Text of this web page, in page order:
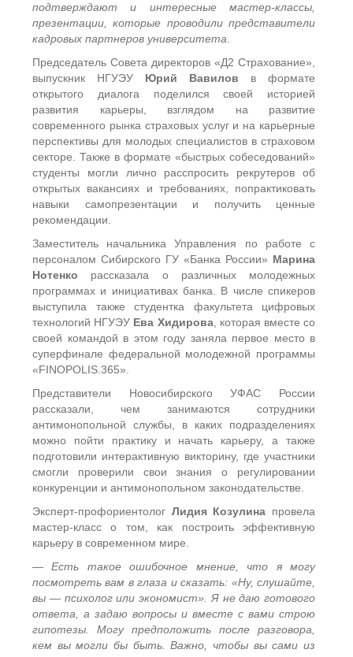
подтверждают и интересные мастер-классы,
презентации, которые проводили представители
кадровых партнеров университета.
Председатель Совета директоров «Д2 Страхование»,
выпускник НГУЭУ Юрий Вавилов в формате
открытого диалога поделился своей историей
развития карьеры, взглядом на развитие
современного рынка страховых услуг и на карьерные
перспективы для молодых специалистов в страховом
секторе. Также в формате «быстрых собеседований»
студенты могли лично расспросить рекрутеров об
открытых вакансиях и требованиях, попрактиковать
навыки самопрезентации и получить ценные
рекомендации.
Заместитель начальника Управления по работе с
персоналом Сибирского ГУ «Банка России» Марина
Нотенко рассказала о различных молодежных
программах и инициативах банка. В числе спикеров
выступила также студентка факультета цифровых
технологий НГУЭУ Ева Хидирова, которая вместе со
своей командой в этом году заняла первое место в
суперфинале федеральной молодежной программы
«FINOPOLIS.365».
Представители Новосибирского УФАС России
рассказали, чем занимаются сотрудники
антимонопольной службы, в каких подразделениях
можно пойти практику и начать карьеру, а также
подготовили интерактивную викторину, где участники
смогли проверили свои знания о регулировании
конкуренции и антимонопольном законодательстве.
Эксперт-профориентолог Лидия Козулина провела
мастер-класс о том, как построить эффективную
карьеру в современном мире.
— Есть такое ошибочное мнение, что я могу
посмотреть вам в глаза и сказать: «Ну, слушайте,
вы — психолог или экономист». Я не даю готового
ответа, а задаю вопросы и вместе с вами строю
гипотезы. Могу предположить после разговора,
кем вы могли бы быть. Важно, чтобы вы сами из